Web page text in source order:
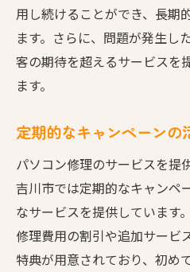
用し続けることができ、長期
ます。さらに、問題が発生し
客の期待を超えるサービスを
ます。
定期的なキャンペーンの
パソコン修理のサービスを提
吉川市では定期的なキャンペ
なサービスを提供しています
修理費用の割引や追加サービ
特典が用意されており、初め